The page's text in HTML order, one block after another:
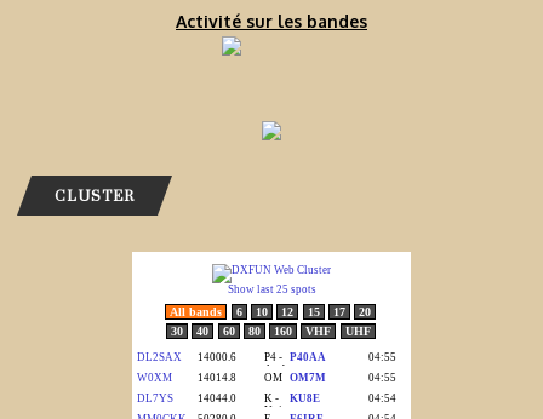
Activité sur les bandes
CLUSTER